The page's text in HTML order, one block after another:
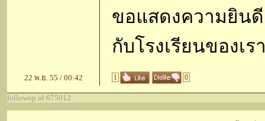
ขอแสดงความยินดี
กับโรงเรียนของเร
22 พ.ย. 55 / 00:42 1 0
followup id 675012